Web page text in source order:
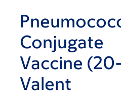
Conjugate
Vaccine
Valent